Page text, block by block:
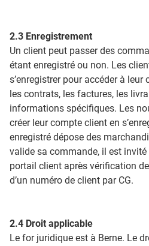
2.3 Enregistrement
Un client peut passer des
étant enregistré ou non. Les
s’enregistrer pour accéder à
les contrats, les factures, les
informations spécifiques. Les
créer leur compte client en
enregistré dépose des
valide sa commande, il est invité
portail client après vérification
d’un numéro de client par CG.
2.4 Droit applicable
Le for juridique est à Berne. Le